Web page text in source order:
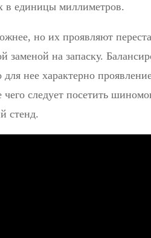
в единицы миллиметров.
но их проявляют
заменой на запаску.
для нее характерно
чего следует посетить
стенд.